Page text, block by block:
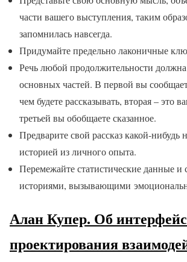
части вашего выступления, таким
запомнилась навсегда.
Придумайте предельно лаконичные
Речь любой продолжительности должна
основных частей. В первой вы
чем будете рассказывать, вторая – это
третьей вы обобщаете сказанное.
Предварите свой рассказ какой-нибудь
историей из личного опыта.
Перемежайте статистические данные и
историями, вызывающими
Алан Купер. Об
проектирования